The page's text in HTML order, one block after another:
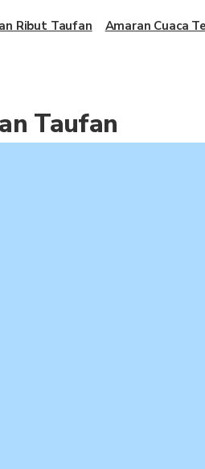
Taufan
Ribut Taufan Amaran Cuaca